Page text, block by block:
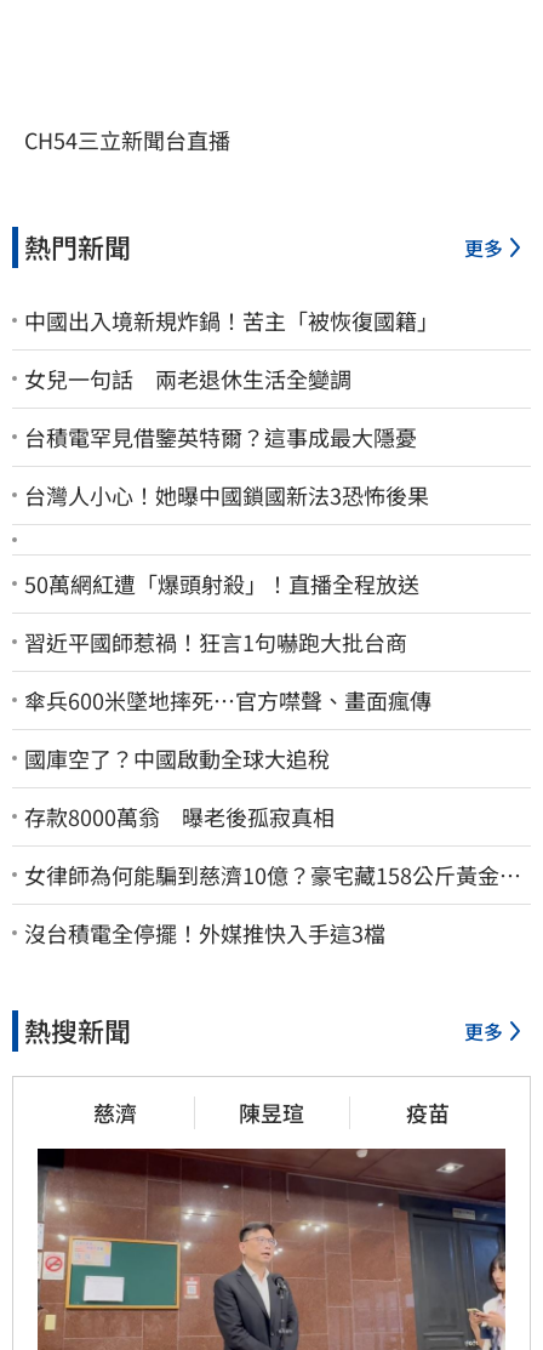
CH54三立新聞台直播
熱門新聞 更多
中國出入境新規炸鍋！苦主「被恢復國籍」
女兒一句話 兩老退休生活全變調
台積電罕見借鑒英特爾？這事成最大隱憂
台灣人小心！她曝中國鎖國新法3恐怖後果
50萬網紅遭「爆頭射殺」！直播全程放送
習近平國師惹禍！狂言1句嚇跑大批台商
傘兵600米墜地摔死…官方噤聲、畫面瘋傳
國庫空了？中國啟動全球大追稅
存款8000萬翁 曝老後孤寂真相
女律師為何能騙到慈濟10億？豪宅藏158公斤黃金
李怡貞驚曝背後身分
沒台積電全停擺！外媒推快入手這3檔
熱搜新聞 更多
慈濟 陳昱瑄 疫苗